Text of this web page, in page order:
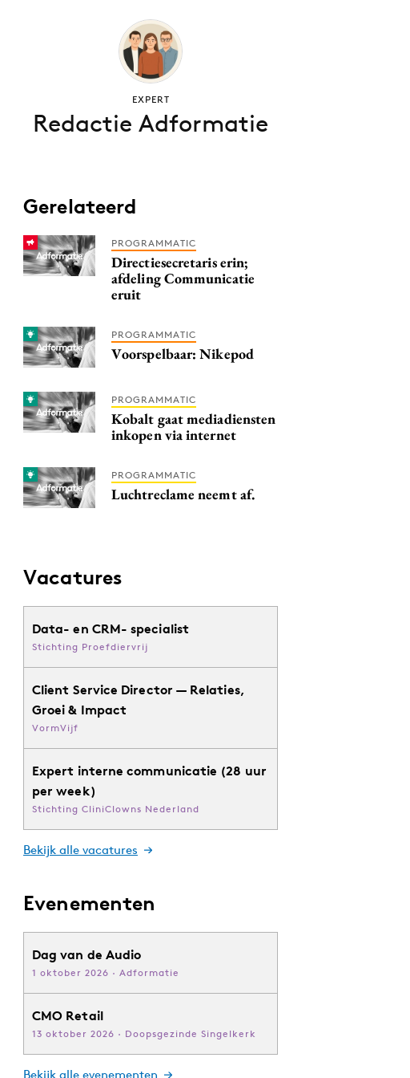
EXPERT
Redactie Adformatie
Gerelateerd
PROGRAMMATIC
Directiesecretaris erin;
afdeling Communicatie
eruit
PROGRAMMATIC
Voorspelbaar: Nikepod
PROGRAMMATIC
Kobalt gaat mediadiensten
inkopen via internet
PROGRAMMATIC
Luchtreclame neemt af.
Vacatures
Data- en CRM- specialist
Stichting Proefdiervrij
Client Service Director — Relaties,
Groei & Impact
VormVijf
Expert interne communicatie (28 uur
per week)
Stichting CliniClowns Nederland
Bekijk alle vacatures
Evenementen
Dag van de Audio
1 oktober 2026 · Adformatie
CMO Retail
13 oktober 2026 · Doopsgezinde Singelkerk
Bekijk alle evenementen